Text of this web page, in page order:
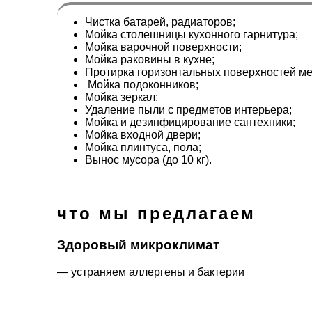
Чистка батарей, радиаторов;
Мойка столешницы кухонного гарнитура;
Мойка варочной поверхности;
Мойка раковины в кухне;
Протирка горизонтальных поверхностей
Мойка подоконников;
Мойка зеркал;
Удаление пыли с предметов интерьера;
Мойка и дезинфицирование сантехники;
Мойка входной двери;
Мойка плинтуса, пола;
Вынос мусора (до 10 кг).
что мы предлагаем
Здоровый микроклимат
— устраняем аллергены и бактерии